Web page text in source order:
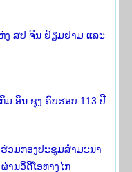
ສປ ຈີນ ຢ້ຽມຢາມ ແລະ
ມ ອິນ ຊຸງ ຄົບຮອບ 113 ປີ
ວມກອງປະຊຸມສໍາມະນາ
ານວິດີໂອທາງໄກ